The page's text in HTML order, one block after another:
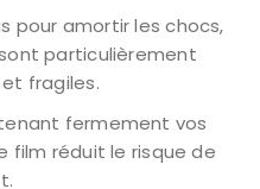
pour amortir les chocs,
particulièrement
fragiles.
fermement vos
film réduit le risque de